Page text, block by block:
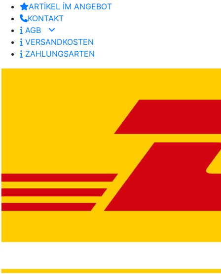
ARTİKEL İM ANGEBOT
KONTAKT
AGB
VERSANDKOSTEN
ZAHLUNGSARTEN